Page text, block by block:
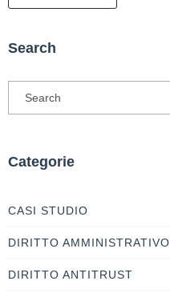
Search
Categorie
CASI STUDIO
DIRITTO AMMINISTRATIVO
DIRITTO ANTITRUST